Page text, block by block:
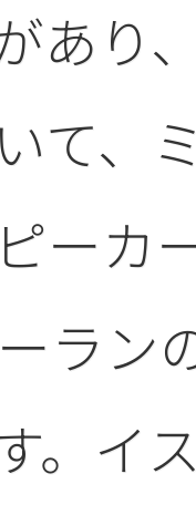
あり
て、
ーカ
ラン
。イ